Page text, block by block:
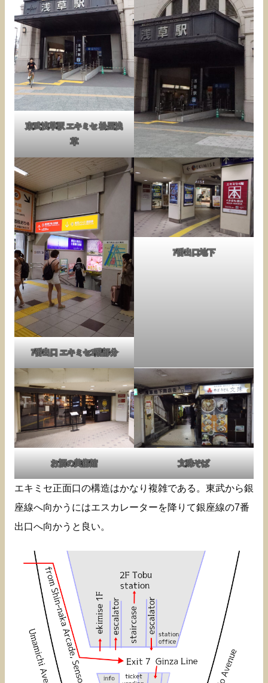
東武浅草駅 エキミセ 松屋浅
草
7番出口 エキミセ1階部分
7番出口地下
お酒の美術館 文殊そば
エキミセ正面口の構造はかなり複雑である。東武から銀
座線へ向かうにはエスカレーターを降りて銀座線の7番
出口へ向かうと良い。